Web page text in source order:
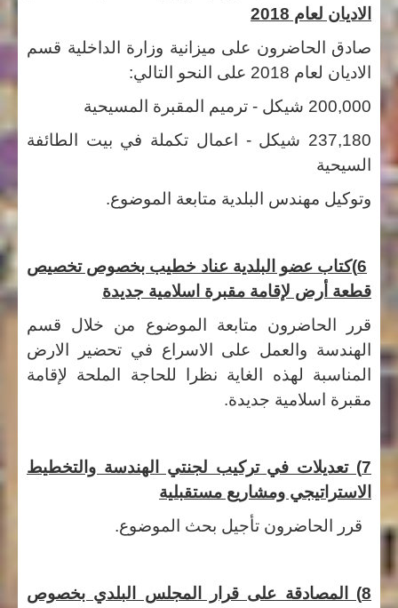
الاديان لعام 2018
صادق الحاضرون على ميزانية وزارة الداخلية قسم
الاديان لعام 2018 على النحو التالي:
200,000 شيكل - ترميم المقبرة المسيحية
237,180 شيكل - اعمال تكملة في بيت الطائفة
السيحية
وتوكيل مهندس البلدية متابعة الموضوع.
6)كتاب عضو البلدية عناد خطيب بخصوص تخصيص
قطعة أرض لإقامة مقبرة اسلامية جديدة
قرر الحاضرون متابعة الموضوع من خلال قسم
الهندسة والعمل على الاسراع في تحضير الارض
المناسبة لهذه الغاية نظرا للحاجة الملحة لإقامة
مقبرة اسلامية جديدة.
7) تعديلات في تركيب لجنتي الهندسة والتخطيط
الاستراتيجي ومشاريع مستقبلية
قرر الحاضرون تأجيل بحث الموضوع.
8) المصادقة على قرار المجلس البلدي بخصوص